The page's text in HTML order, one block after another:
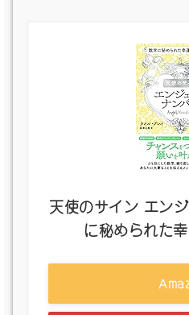
天使のサイン エン
に秘められた